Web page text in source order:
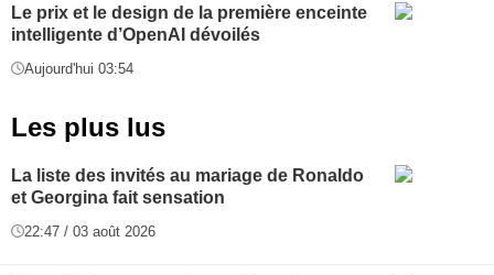
Le prix et le design de la première enceinte
intelligente d’OpenAI dévoilés
Aujourd'hui 03:54
Les plus lus
La liste des invités au mariage de Ronaldo
et Georgina fait sensation
22:47 / 03 août 2026